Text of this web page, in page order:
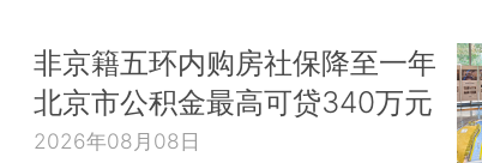
非京籍五环内购房社保降至一年
北京市公积金最高可贷340万元
2026年08月08日